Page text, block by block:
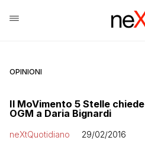
OPINIONI
Il MoVimento 5 Stelle
OGM a Daria Bignardi
neXtQuotidiano 29/02/2016